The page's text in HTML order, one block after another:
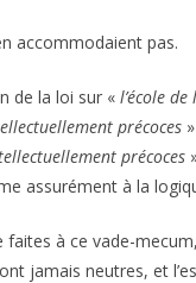
accommodaient pas.
de la loi sur « l’école
précoces
précoces
assurément à la
faites à ce vade-
jamais neutres, et